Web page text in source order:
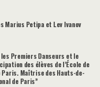
Marius Petipa et Lev Ivanov
Premiers Danseurs et le
des élèves de l’École de
Paris. Maîtrise des Hauts-de-
de Paris”